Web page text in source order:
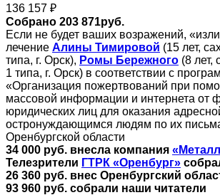
136 157 ₽
Собрано 203 871руб.
Если не будет ваших возражений,
лечение Алины Тимировой (15 лет,
типа, г. Орск), Ромы Бережного (8 лет,
1 типа, г. Орск) в соответствии с
«Организация пожертвований при
массовой информации и интернета от
юридических лиц для оказания
остронуждающимся людям по их
Оренбургской области
34 000 руб. внесла компания
Телезрители ГТРК «Оренбург»
26 360 руб. внес Оренбургский
93 960 руб. собрали наши читатели